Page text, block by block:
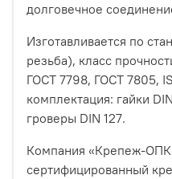
долговечное
Изготавливается по
резьба), класс
ГОСТ 7798, ГОСТ 7805,
комплектация: гайки
гроверы DIN 127.
Компания «Крепеж-
сертифицированный